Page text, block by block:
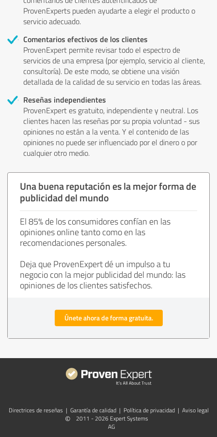
ProvenExperts pueden ayudarte a elegir el producto o
servicio adecuado.
Comentarios efectivos de los clientes
ProvenExpert permite revisar todo el espectro de
servicios de una empresa (por ejemplo, servicio al cliente,
consultoría). De este modo, se obtiene una visión
detallada de la calidad de su servicio en todas las áreas.
Reseñas independientes
ProvenExpert es gratuito, independiente y neutral. Los
clientes hacen las reseñas por su propia voluntad - sus
opiniones no están a la venta. Y el contenido de las
opiniones no puede ser influenciado por el dinero o por
cualquier otro medio.
Una buena reputación es la mejor forma de
publicidad del mundo
El 85% de los consumidores confían en las
opiniones online tanto como en las
recomendaciones personales.
Deja que ProvenExpert dé un impulso a tu
negocio con la mejor publicidad del mundo: las
opiniones de los clientes satisfechos.
Únete ahora de forma gratuita.
Directrices de reseñas | Garantía de calidad | Política de privacidad | Aviso legal
©
2011 - 2026 Expert Systems
AG